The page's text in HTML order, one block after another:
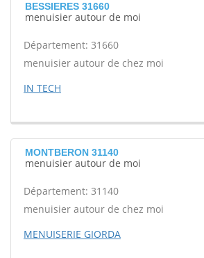
BESSIERES 31660
menuisier autour de moi
Département: 31660
menuisier autour de chez moi
IN TECH
MONTBERON 31140
menuisier autour de moi
Département: 31140
menuisier autour de chez moi
MENUISERIE GIORDA